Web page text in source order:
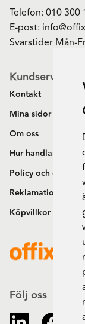
Telefon: 010 300
E-post:
Svarstider Mån-
Kundservice
Kontakt
Mina sidor
Om oss
Hur handlar jag?
Policy och cookies
Reklamation och
Köpvillkor
Följ oss